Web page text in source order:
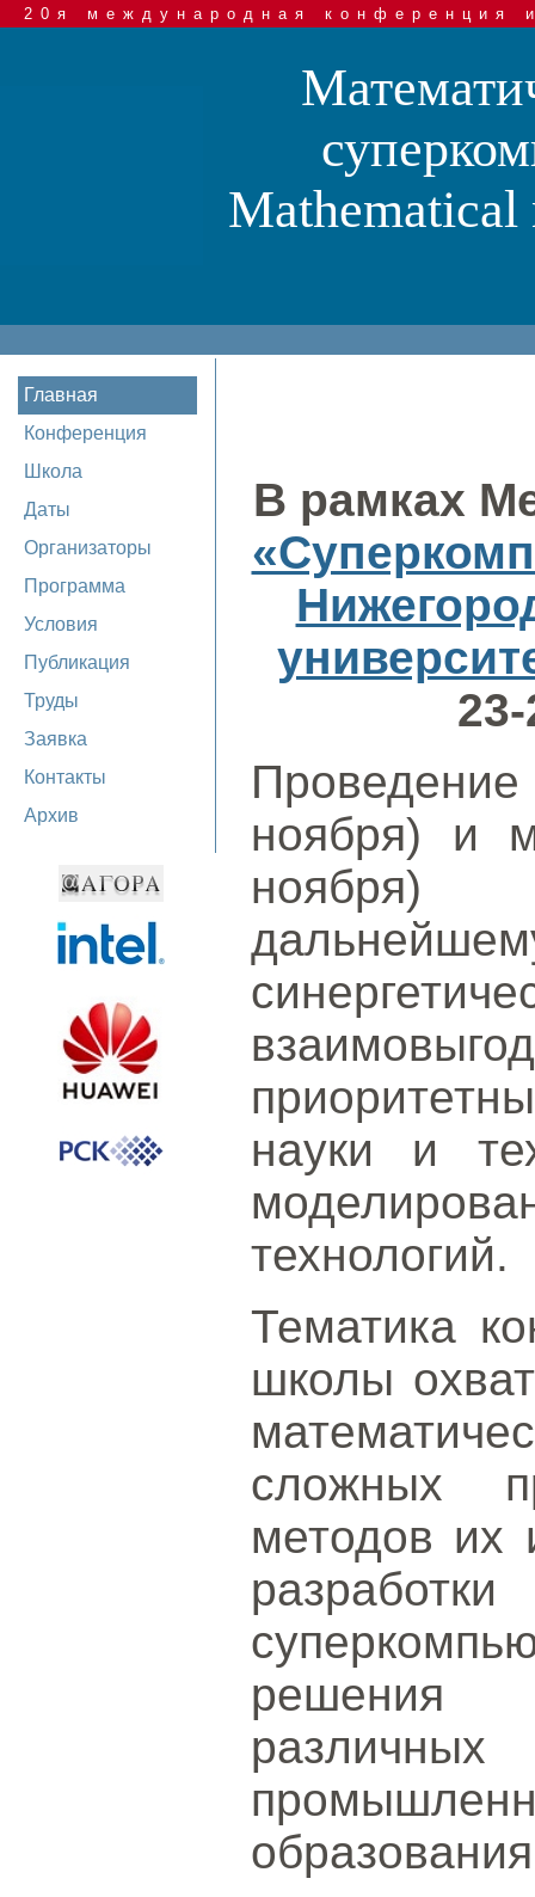
20я международная конференция
Mathematical
Главная
Конференция
Школа
Даты
Организаторы
Программа
Условия
Публикация
Труды
Заявка
Контакты
Архив
В рамках
ноября) и
ноября)
науки и
технологий.
Тематика
школы
сложных
методов их
решения